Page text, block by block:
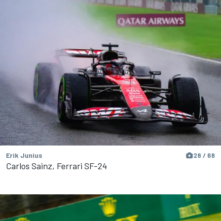
Erik Junius 28 / 68
Carlos Sainz, Ferrari SF-24